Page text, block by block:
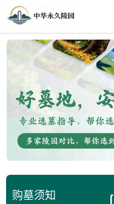
购墓须知